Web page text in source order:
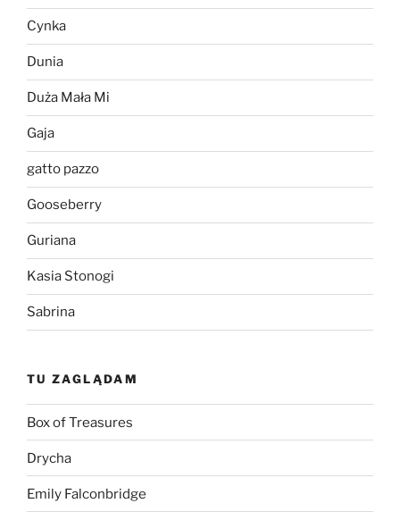
Cynka
Dunia
Duża Mała Mi
Gaja
gatto pazzo
Gooseberry
Guriana
Kasia Stonogi
Sabrina
TU ZAGLĄDAM
Box of Treasures
Drycha
Emily Falconbridge